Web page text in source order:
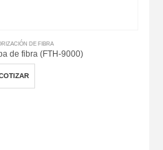
DE FIBRA
de fibra (FTH-9000)